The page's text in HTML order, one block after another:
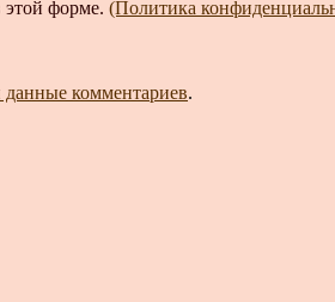
форме. (Политика
комментариев.